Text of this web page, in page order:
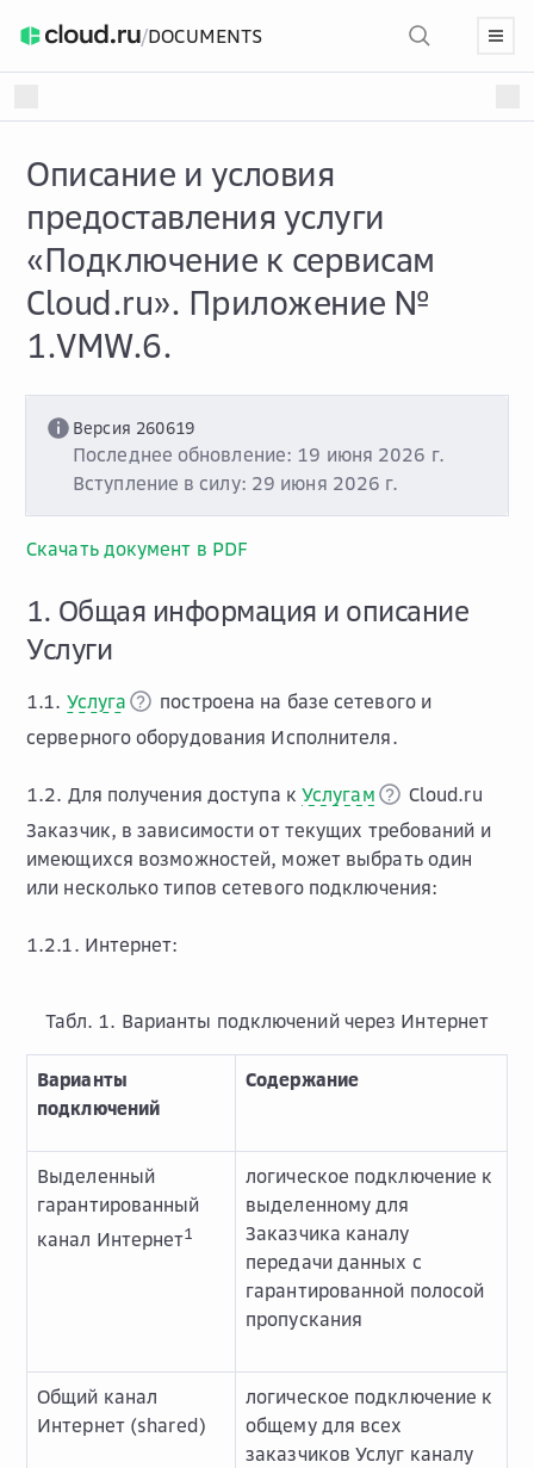
/DOCUMENTS
Описание и условия
предоставления услуги
«Подключение к сервисам
Cloud.ru». Приложение №
1.VMW.6.
Версия 260619
Последнее обновление: 19 июня 2026 г.
Вступление в силу: 29 июня 2026 г.
Скачать документ в PDF
1. Общая информация и описание
Услуги
1.1. Услуга
построена на базе сетевого и
серверного оборудования Исполнителя.
1.2. Для получения доступа к Услугам
Cloud.ru
Заказчик, в зависимости от текущих требований и
имеющихся возможностей, может выбрать один
или несколько типов сетевого подключения:
1.2.1. Интернет:
Табл. 1. Варианты подключений через Интернет
Варианты
подключений
Содержание
Выделенный
гарантированный
канал Интернет1
логическое подключение к
выделенному для
Заказчика каналу
передачи данных с
гарантированной полосой
пропускания
Общий канал
Интернет (shared)
логическое подключение к
общему для всех
заказчиков Услуг каналу